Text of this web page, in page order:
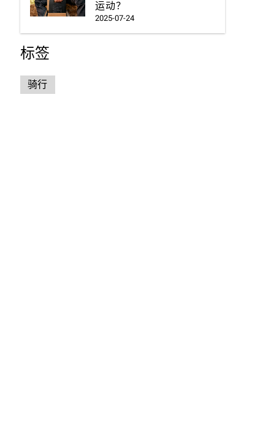
运动？
2025-07-24
标签
骑行